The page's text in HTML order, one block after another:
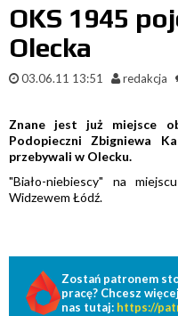
OKS 1945
Olecka
03.06.11 13:51 redakcja
Znane jest już miejsce
Podopieczni Zbigniewa
przebywali w Olecku.
"Biało-niebiescy" na
Widzewem Łódź.
Zostań patronem
pracę? Chcesz
nas tutaj: https://